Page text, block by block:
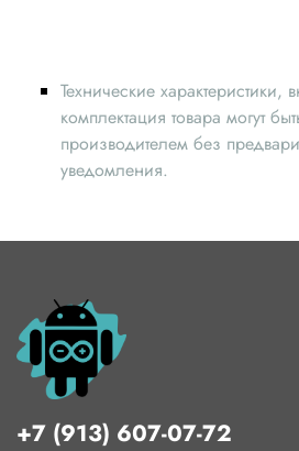
Технические
комплектация товара могут
производителем без
уведомления.
+7 (913) 607-07-72